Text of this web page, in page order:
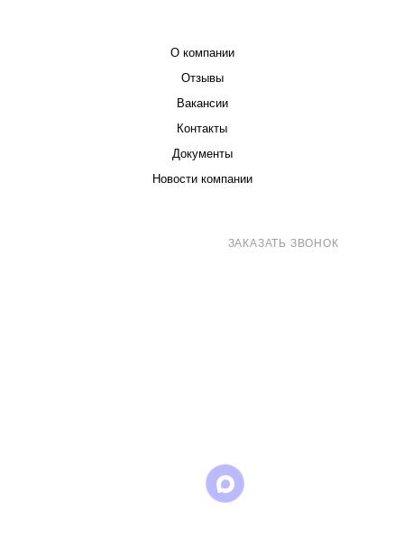
О компании
Отзывы
Вакансии
Контакты
Документы
Новости компании
ЗАКАЗАТЬ ЗВОНОК